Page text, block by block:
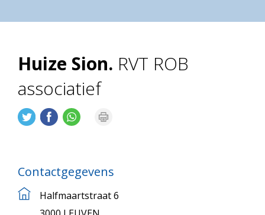
Huize Sion. RVT ROB
associatief
Contactgegevens
Halfmaartstraat 6